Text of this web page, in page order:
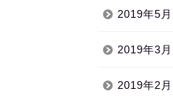
2019年5月
2019年3月
2019年2月